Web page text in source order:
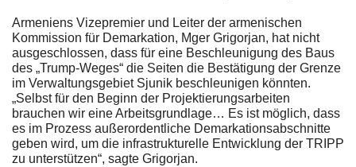
Armeniens Vizepremier und Leiter der armenischen
Kommission für Demarkation, Mger Grigorjan, hat nicht
ausgeschlossen, dass für eine Beschleunigung des Baus
des „Trump-Weges“ die Seiten die Bestätigung der Grenze
im Verwaltungsgebiet Sjunik beschleunigen könnten.
„Selbst für den Beginn der Projektierungsarbeiten
brauchen wir eine Arbeitsgrundlage… Es ist möglich, dass
es im Prozess außerordentliche Demarkationsabschnitte
geben wird, um die infrastrukturelle Entwicklung der TRIPP
zu unterstützen“, sagte Grigorjan.